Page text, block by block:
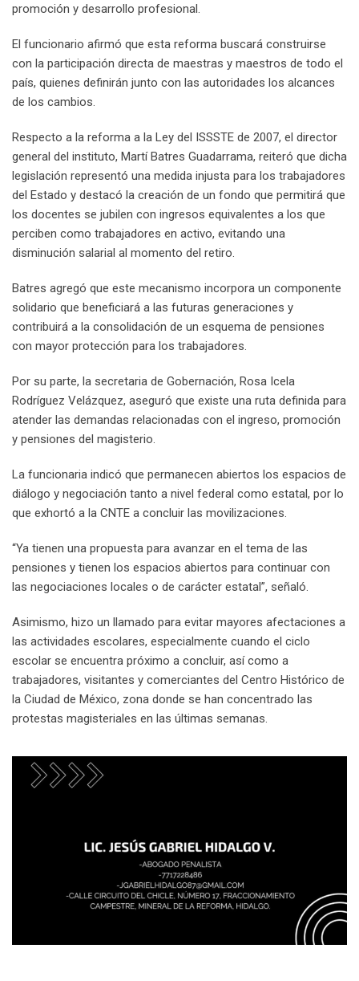
promoción y desarrollo profesional.
El funcionario afirmó que esta reforma buscará construirse
con la participación directa de maestras y maestros de todo el
país, quienes definirán junto con las autoridades los alcances
de los cambios.
Respecto a la reforma a la Ley del ISSSTE de 2007, el director
general del instituto, Martí Batres Guadarrama, reiteró que dicha
legislación representó una medida injusta para los trabajadores
del Estado y destacó la creación de un fondo que permitirá que
los docentes se jubilen con ingresos equivalentes a los que
perciben como trabajadores en activo, evitando una
disminución salarial al momento del retiro.
Batres agregó que este mecanismo incorpora un componente
solidario que beneficiará a las futuras generaciones y
contribuirá a la consolidación de un esquema de pensiones
con mayor protección para los trabajadores.
Por su parte, la secretaria de Gobernación, Rosa Icela
Rodríguez Velázquez, aseguró que existe una ruta definida para
atender las demandas relacionadas con el ingreso, promoción
y pensiones del magisterio.
La funcionaria indicó que permanecen abiertos los espacios de
diálogo y negociación tanto a nivel federal como estatal, por lo
que exhortó a la CNTE a concluir las movilizaciones.
“Ya tienen una propuesta para avanzar en el tema de las
pensiones y tienen los espacios abiertos para continuar con
las negociaciones locales o de carácter estatal”, señaló.
Asimismo, hizo un llamado para evitar mayores afectaciones a
las actividades escolares, especialmente cuando el ciclo
escolar se encuentra próximo a concluir, así como a
trabajadores, visitantes y comerciantes del Centro Histórico de
la Ciudad de México, zona donde se han concentrado las
protestas magisteriales en las últimas semanas.